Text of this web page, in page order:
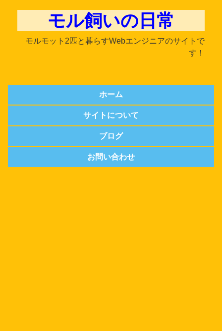
モル飼いの日常
モルモット2匹と暮らすWebエンジニアのサイトで
す！
ホーム
サイトについて
ブログ
お問い合わせ